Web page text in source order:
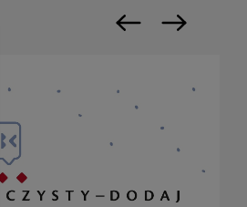
Previous slide
Next slide